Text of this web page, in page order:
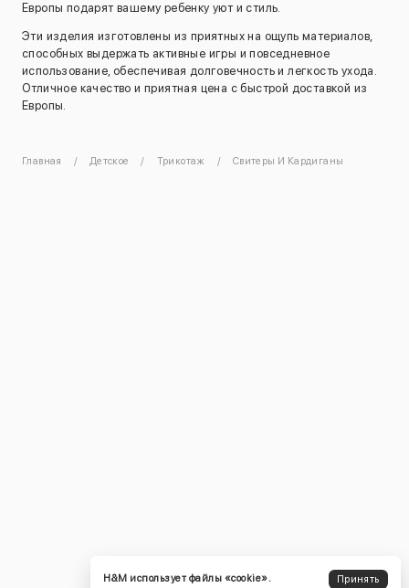
Европы подарят вашему ребенку уют и стиль.
Эти изделия изготовлены из приятных на ощупь материалов,
способных выдержать активные игры и повседневное
использование, обеспечивая долговечность и легкость ухода.
Отличное качество и приятная цена с быстрой доставкой из
Европы.
Главная Детское Трикотаж Свитеры И Кардиганы
H&M использует файлы «cookie».
Принять